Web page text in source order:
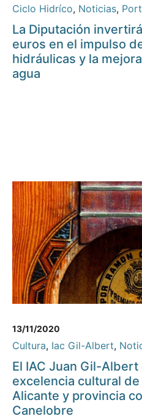
Ciclo Hidríco, Noticias,
La Diputación
euros en el impulso
hidráulicas y la
agua
13/11/2020
Cultura, Iac Gil-Albert,
El IAC Juan Gil-
excelencia cultural
Alicante y provincia
Canelobre